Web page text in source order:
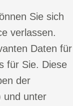
Sie sich
verlassen.
Daten für
für Sie. Diese
der
und unter